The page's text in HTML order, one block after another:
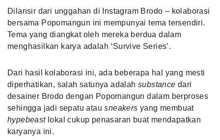
Dilansir dari unggahan di Instagram Brodo – kolaborasi
bersama Popomangun ini mempunyai tema tersendiri.
Tema yang diangkat oleh mereka berdua dalam
menghasilkan karya adalah ‘Survive Series’.
Dari hasil kolaborasi ini, ada beberapa hal yang mesti
diperhatikan, salah satunya adalah substance dari
desainer Brodo dengan Popomangun dalam berproses
sehingga jadi sepatu atausneakersyang membuat
hypebeast lokal cukup penasaran buat mendapatkan
karyanya ini.